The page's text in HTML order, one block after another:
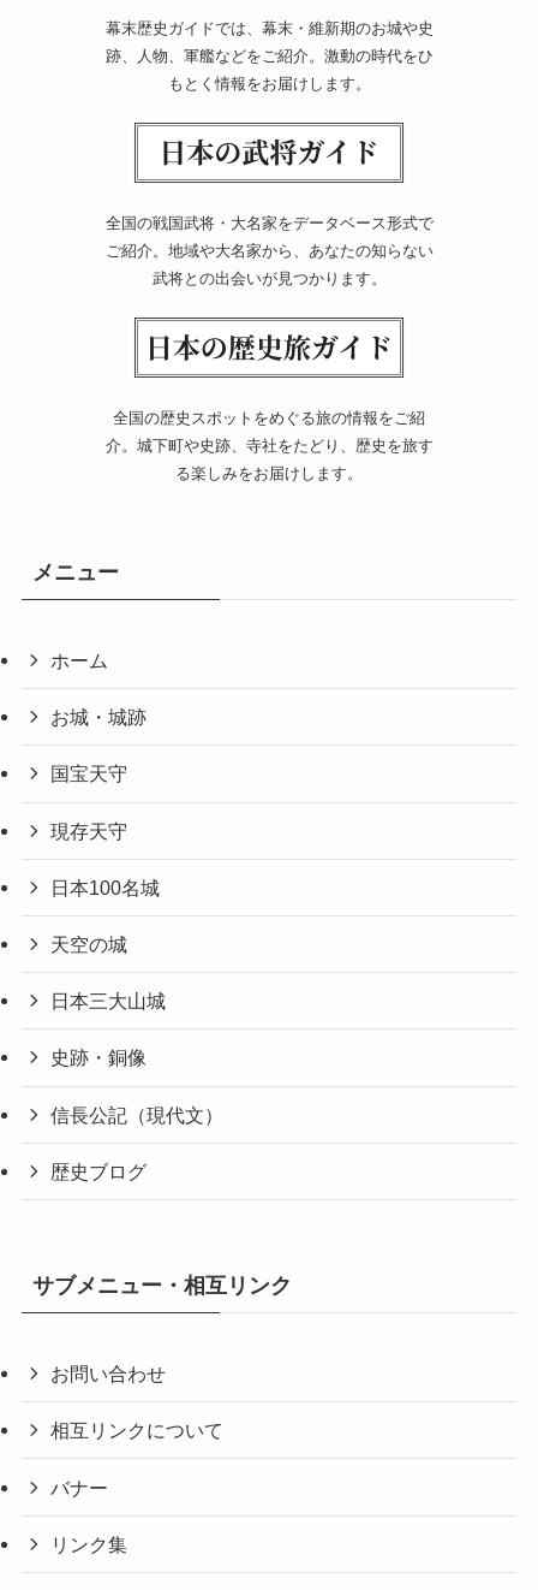
幕末歴史ガイドでは、幕末・維新期のお城や史
跡、人物、軍艦などをご紹介。激動の時代をひ
もとく情報をお届けします。
全国の戦国武将・大名家をデータベース形式で
ご紹介。地域や大名家から、あなたの知らない
武将との出会いが見つかります。
全国の歴史スポットをめぐる旅の情報をご紹
介。城下町や史跡、寺社をたどり、歴史を旅す
る楽しみをお届けします。
メニュー
ホーム
お城・城跡
国宝天守
現存天守
日本100名城
天空の城
日本三大山城
史跡・銅像
信長公記（現代文）
歴史ブログ
サブメニュー・相互リンク
お問い合わせ
相互リンクについて
バナー
リンク集